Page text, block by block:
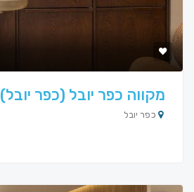
מקווה כפר יובל (כפר יובל)
כפר יובל